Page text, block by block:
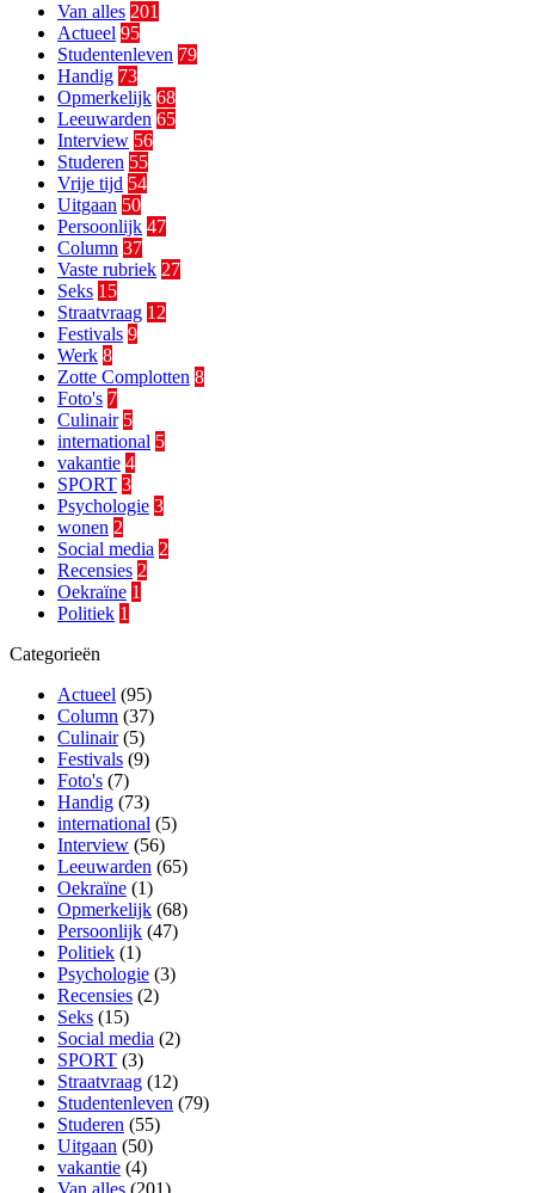
Van alles 201
Actueel 95
Studentenleven 79
Handig 73
Opmerkelijk 68
Leeuwarden 65
Interview 56
Studeren 55
Vrije tijd 54
Uitgaan 50
Persoonlijk 47
Column 37
Vaste rubriek 27
Seks 15
Straatvraag 12
Festivals 9
Werk 8
Zotte Complotten 8
Foto's 7
Culinair 5
international 5
vakantie 4
SPORT 3
Psychologie 3
wonen 2
Social media 2
Recensies 2
Oekraïne 1
Politiek 1
Categorieën
Actueel (95)
Column (37)
Culinair(5)
Festivals (9)
Foto's (7)
Handig (73)
international (5)
Interview (56)
Leeuwarden (65)
Oekraïne (1)
Opmerkelijk (68)
Persoonlijk (47)
Politiek (1)
Psychologie (3)
Recensies (2)
Seks (15)
Social media (2)
SPORT (3)
Straatvraag (12)
Studentenleven (79)
Studeren (55)
Uitgaan (50)
vakantie (4)